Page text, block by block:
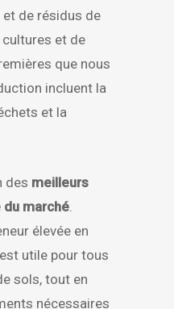
de résidus de
et de
que nous
incluent la
et la
des meilleurs
marché.
élevée en
utile pour tous
sols, tout en
nécessaires